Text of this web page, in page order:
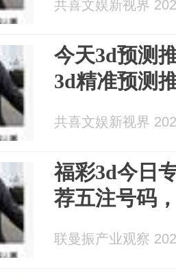
共喜文娱新视界
今天3d预测
3d精准预测
共喜文娱新视界
福彩3d今日
荐五注号码
联曼振产业观察